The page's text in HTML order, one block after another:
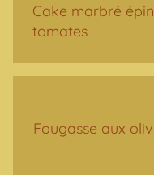
Cake marbré
tomates
Fougasse aux